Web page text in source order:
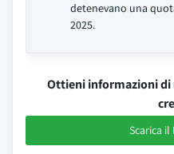
detenevano una
2025.
Ottieni informazioni
Scarica